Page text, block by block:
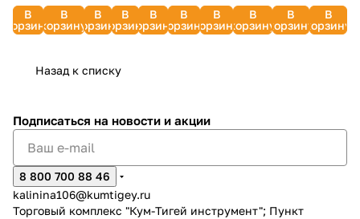
(нейлоновая,
мягкая)
3424121
В
корзину
4 шт.
(для
Plus,
В
корзину
199581-
В
корзину
8.440-
839.0
В
корзину
798-
874
В
корзину
908-
030
В
корзину
792-
285
В
корзину
BOSCH
GAS25,
В
корзину
25 л
2351190
В
корзину
30 л (5
шт.)
2351170
В
корзину
Назад к списку
Подписаться на новости и акции
8 800 700 88 46
kalinina106@kumtigey.ru
Торговый комплекс "Кум-Тигей инструмент"; Пункт